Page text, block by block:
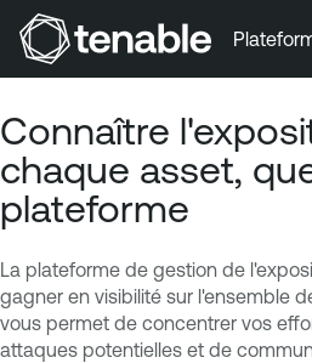
Aller au contenu principal
Aller au bas de la page
Connaître
chaque asset,
plateforme
La plateforme de gestion de
gagner en visibilité sur l'ensemble
vous permet de concentrer vos
attaques potentielles et de